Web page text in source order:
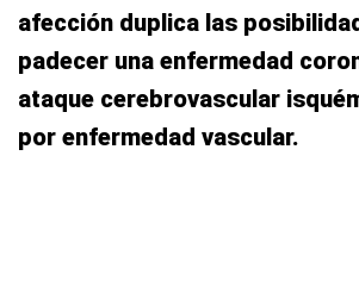
afección duplica las
padecer una enfermedad
ataque cerebrovascular
por enfermedad vascular.